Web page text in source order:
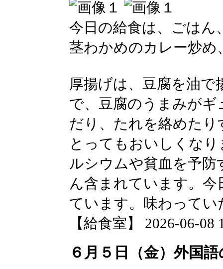
今日の給食は、ごはん
茎わかめのカレー炒め
厚揚げは、豆腐を油
で、豆腐のうまみが
だり、たれを絡めた
とってもおいしくな
ルシウムや貧血を予
ん含まれています。
ています。味わって
【給食室】 2026-06-08
６月５日（金）外国